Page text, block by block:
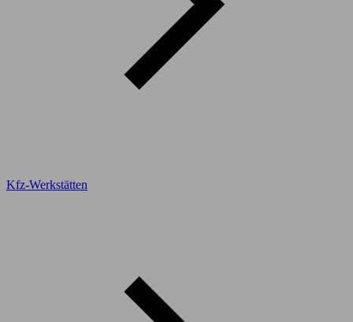
Kfz-Werkstätten